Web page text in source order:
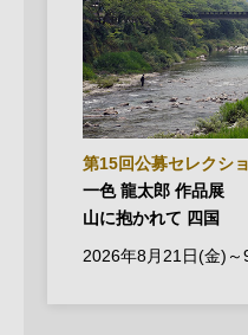
第15回公募セレクシ
一色 龍太郎 作品展
山に抱かれて 四国
2026年8月21日(金)～